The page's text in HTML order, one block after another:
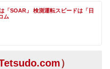
「SOAR」 検測運転スピードは「日
ム
）